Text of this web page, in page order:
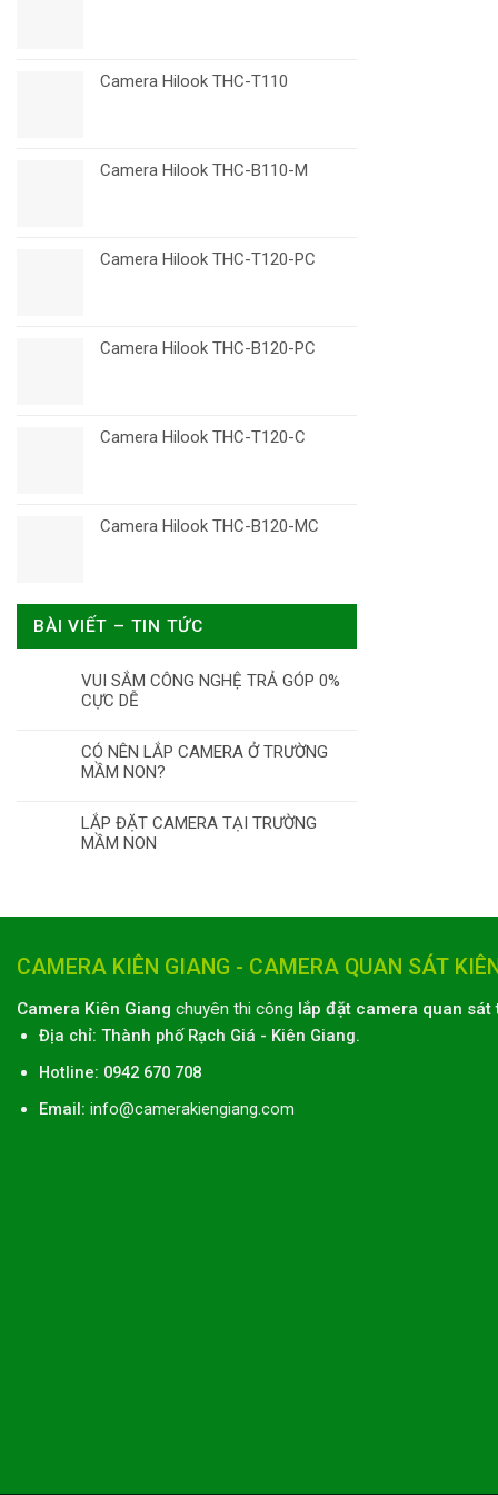
Camera Hilook THC-T110
Camera Hilook THC-B110-M
Camera Hilook THC-T120-PC
Camera Hilook THC-B120-PC
Camera Hilook THC-T120-C
Camera Hilook THC-B120-MC
BÀI VIẾT – TIN TỨC
VUI SẮM CÔNG NGHỆ TRẢ GÓP 0%
CỰC DỄ
CÓ NÊN LẮP CAMERA Ở TRƯỜNG
MẦM NON?
LẮP ĐẶT CAMERA TẠI TRƯỜNG
MẦM NON
CAMERA KIÊN GIANG - CAMERA QUAN SÁT
Camera Kiên Giang chuyên thi công lắp đặt camera quan sát
Địa chỉ: Thành phố Rạch Giá - Kiên Giang.
Hotline: 0942 670 708
Email: info@camerakiengiang.com